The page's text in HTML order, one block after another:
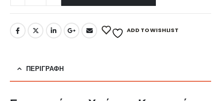
ADD TO WISHLIST
ΠΕΡΙΓΡΑΦΉ